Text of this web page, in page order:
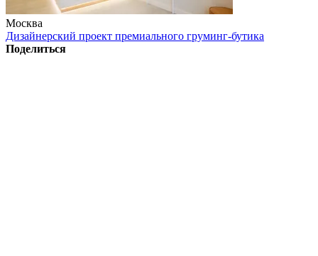
Москва
Дизайнерский проект премиального груминг-бутика
Поделиться